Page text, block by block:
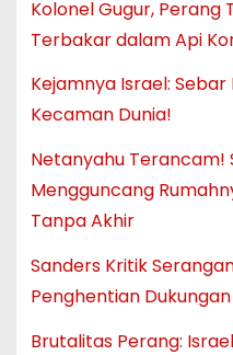
Kolonel Gugur, Perang
Terbakar dalam Api
Kejamnya Israel:
Kecaman Dunia!
Netanyahu Terancam!
Mengguncang
Tanpa Akhir
Sanders Kritik
Penghentian Dukungan
Brutalitas Perang: